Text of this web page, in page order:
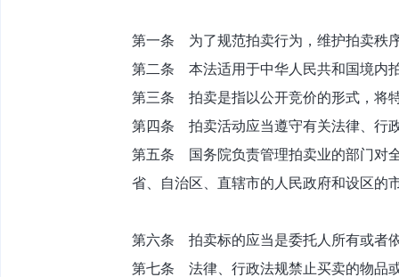
第一条 为了规范拍卖行为，维护拍卖秩
第二条 本法适用于中华人民共和国境内拍
第三条 拍卖是指以公开竞价的形式，将特
第四条 拍卖活动应当遵守有关法律、行政
第五条 国务院负责管理拍卖业的部门对全
省、自治区、直辖市的人民政府和设区的市
第六条 拍卖标的应当是委托人所有或者依
第七条 法律、行政法规禁止买卖的物品或